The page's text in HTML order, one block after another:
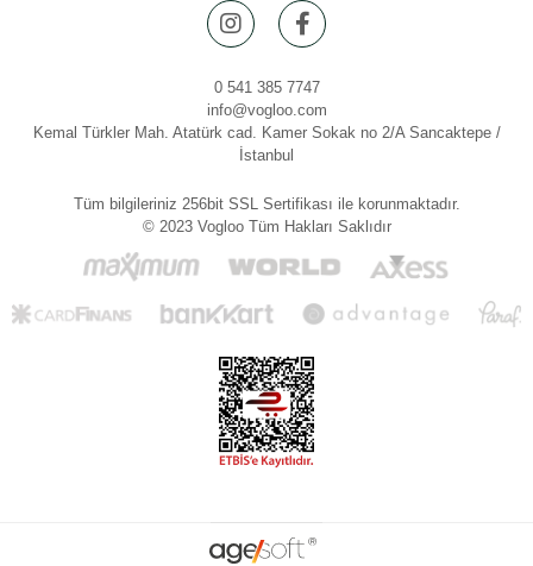
0 541 385 7747
info@vogloo.com
Kemal Türkler Mah. Atatürk cad. Kamer Sokak no 2/A Sancaktepe /
İstanbul
Tüm bilgileriniz 256bit SSL Sertifikası ile korunmaktadır.
© 2023 Vogloo Tüm Hakları Saklıdır